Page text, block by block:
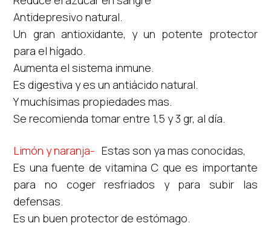
Antidepresivo natural.
Un gran antioxidante, y un potente protector
para el hígado.
Aumenta el sistema inmune.
Es digestiva y es un antiácido natural.
Y muchísimas propiedades mas.
Se recomienda tomar entre 1,5 y 3 gr, al día.
Limón y naranja- Estas son ya mas conocidas,
Es una fuente de vitamina C que es importante
para no coger resfriados y para subir las
defensas.
Es un buen protector de estómago.